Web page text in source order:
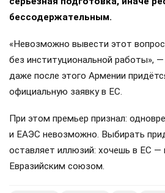
бессодержательным.
«Невозможно вывести этот
без институциональной работы»,
даже после этого Армении
официальную заявку в ЕС.
При этом премьер признал:
и ЕАЭС невозможно. Выбирать
оставляет иллюзий: хочешь в ЕС —
Евразийским союзом.